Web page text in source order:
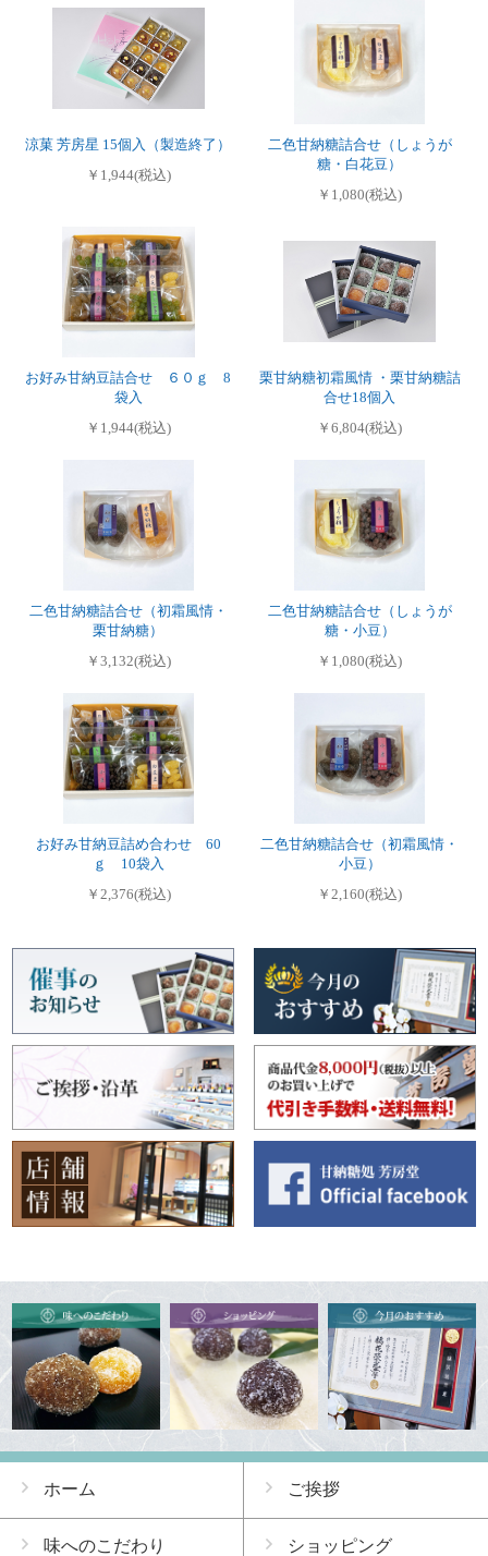
涼菓 芳房星 15個入（製造終了）
￥1,944(税込)
二色甘納糖詰合せ（しょうが
糖・白花豆）
￥1,080(税込)
お好み甘納豆詰合せ ６０ｇ 8
袋入
￥1,944(税込)
栗甘納糖初霜風情 ・栗甘納糖詰
合せ18個入
￥6,804(税込)
二色甘納糖詰合せ（初霜風情・
栗甘納糖）
￥3,132(税込)
二色甘納糖詰合せ（しょうが
糖・小豆）
￥1,080(税込)
お好み甘納豆詰め合わせ 60
ｇ 10袋入
￥2,376(税込)
二色甘納糖詰合せ（初霜風情・
小豆）
￥2,160(税込)
ホーム ご挨拶
味へのこだわり ショッピング